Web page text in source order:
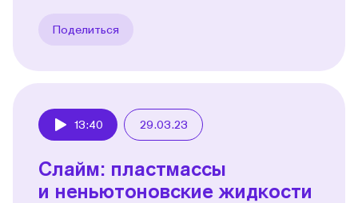
Поделиться
13:40 29.03.23
Слайм: пластмассы
и неньютоновские жидкости